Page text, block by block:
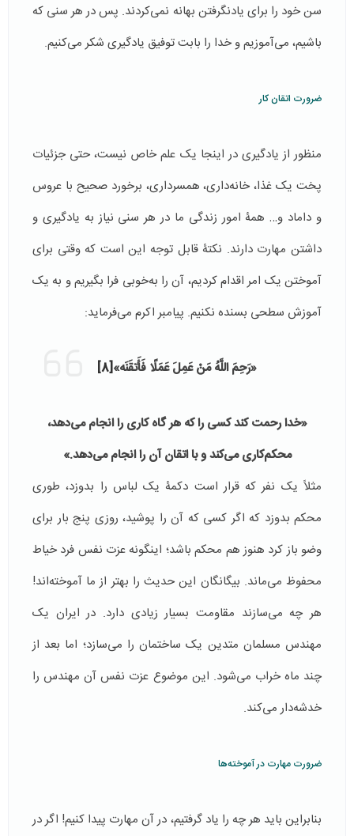
سن خود را برای یادنگرفتن بهانه نمی‌کردند. پس در هر سنی که
باشیم، می‌آموزیم و خدا را بابت توفیق یادگیری شکر می‌کنیم.
ضرورت اتقان کار
منظور از یادگیری در اینجا یک علم خاص نیست، حتی جزئیات
پخت یک غذا، خانه‌داری، همسرداری، برخورد صحیح با عروس
و داماد و… همۀ امور زندگی ما در هر سنی نیاز به یادگیری و
داشتن مهارت دارند. نکتۀ قابل توجه این است که وقتی برای
آموختن یک امر اقدام کردیم، آن را به‌خوبی فرا بگیریم و به یک
آموزش سطحی بسنده نکنیم. پیامبر اکرم می‌فرماید:
«رَحِمَ اللَّهُ مَنْ عَمِلَ عَمَلًا فَأَتقَنَه»[8]
«خدا رحمت کند کسی را که هر گاه کاری را انجام می‌دهد،
محکم‌کاری می‌کند و با اتقان آن را انجام می‌دهد.
»
مثلاً یک نفر که قرار است دکمۀ یک لباس را بدوزد، طوری
محکم بدوزد که اگر کسی که آن را پوشید، روزی پنج بار برای
وضو باز کرد هنوز هم محکم باشد؛ اینگونه عزت نفس فرد خیاط
محفوظ می‌ماند. بیگانگان این حدیث را بهتر از ما آموخته‌اند!
هر چه می‌سازند مقاومت بسیار زیادی دارد. در ایران یک
مهندس مسلمان متدین یک ساختمان را می‌سازد؛ اما بعد از
چند ماه خراب می‌شود. این موضوع عزت نفس آن مهندس را
خدشه‌دار می‌کند.
ضرورت مهارت در آموخته‌ها
بنابراین باید هر چه را یاد گرفتیم، در آن مهارت پیدا کنیم! اگر در